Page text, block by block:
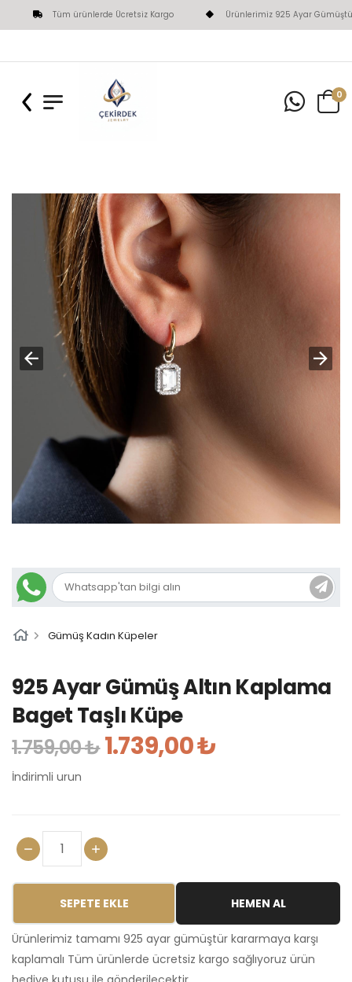
Tüm ürünlerde Ücretsiz Kargo Ürünlerimiz 925 Ayar Gümüştür
0
Gümüş Kadın Küpeler
925 Ayar Gümüş Altın Kaplama
Baget Taşlı Küpe
1.759,00 ₺1.739,00 ₺
İndirimli urun
SEPETE EKLE HEMEN AL
Ürünlerimiz tamamı 925 ayar gümüştür kararmaya karşı
kaplamalı Tüm ürünlerde ücretsiz kargo sağlıyoruz ürün